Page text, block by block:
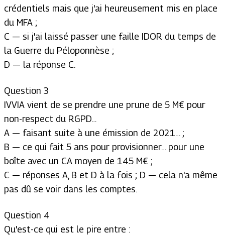
crédentiels mais que j'ai heureusement mis en place
du MFA ;
C — si j'ai laissé passer une faille IDOR du temps de
la Guerre du Péloponnèse ;
D — la réponse C.
Question 3
IVVIA vient de se prendre une prune de 5 M€ pour
non-respect du RGPD…
A — faisant suite à une émission de 2021… ;
B — ce qui fait 5 ans pour provisionner… pour une
boîte avec un CA moyen de 145 M€ ;
C — réponses A, B et D à la fois ; D — cela n'a même
pas dû se voir dans les comptes.
Question 4
Qu'est-ce qui est le pire entre :